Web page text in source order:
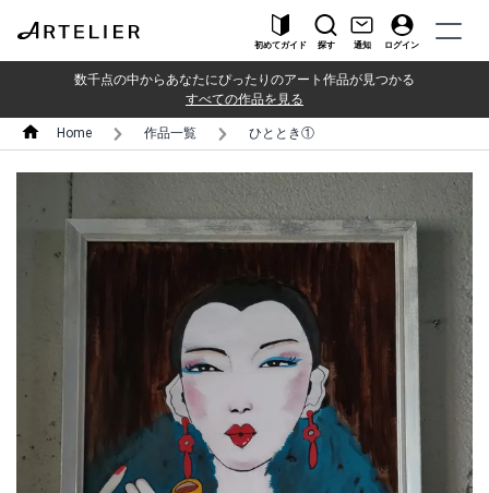
初めてガイド 探す 通知 ログイン
数千点の中からあなたにぴったりのアート作品が見つかる
すべての作品を見る
Home 作品一覧 ひととき①